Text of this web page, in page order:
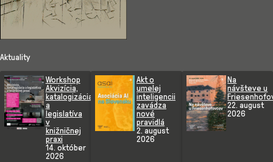
Aktuality
Workshop
Akvizícia,
katalogizácia
a
legislatíva
v
knižničnej
praxi
14. október
2026
Akt o
umelej
inteligencii
zavádza
nové
pravidlá
2. august
2026
Na
návšteve u
22. august
2026